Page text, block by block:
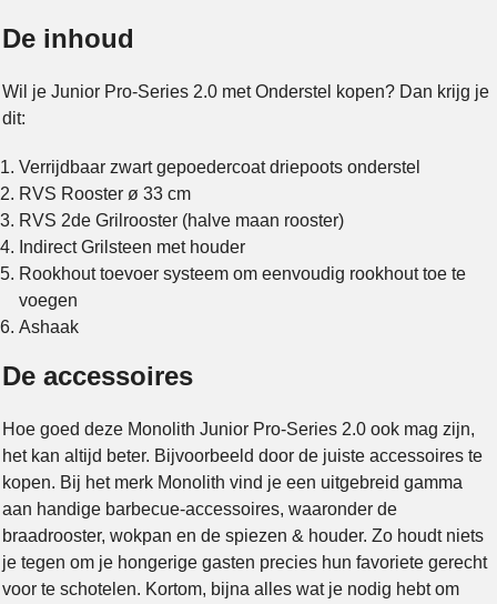
De inhoud
Wil je Junior Pro-Series 2.0 met Onderstel kopen? Dan krijg je
dit:
Verrijdbaar zwart gepoedercoat driepoots onderstel
RVS Rooster ø 33 cm
RVS 2de Grilrooster (halve maan rooster)
Indirect Grilsteen met houder
Rookhout toevoer systeem om eenvoudig rookhout toe te
voegen
Ashaak
De accessoires
Hoe goed deze Monolith Junior Pro-Series 2.0 ook mag zijn,
het kan altijd beter. Bijvoorbeeld door de juiste accessoires te
kopen. Bij het merk Monolith vind je een uitgebreid gamma
aan handige barbecue-accessoires, waaronder de
braadrooster, wokpan en de spiezen & houder. Zo houdt niets
je tegen om je hongerige gasten precies hun favoriete gerecht
voor te schotelen. Kortom, bijna alles wat je nodig hebt om